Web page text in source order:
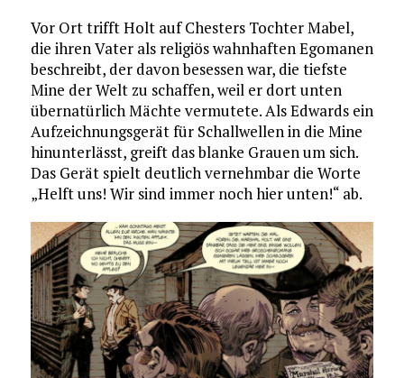
Vor Ort trifft Holt auf Chesters Tochter Mabel,
die ihren Vater als religiös wahnhaften Egomanen
beschreibt, der davon besessen war, die tiefste
Mine der Welt zu schaffen, weil er dort unten
übernatürlich Mächte vermutete. Als Edwards ein
Aufzeichnungsgerät für Schallwellen in die Mine
hinunterlässt, greift das blanke Grauen um sich.
Das Gerät spielt deutlich vernehmbar die Worte
„Helft uns! Wir sind immer noch hier unten!“ ab.